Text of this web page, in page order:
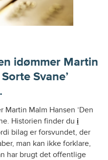
idømmer Martin
Svane’
Malm Hansen ’Den
Historien finder du i
bilag er forsvundet, der
man kan ikke forklare,
har brugt det offentlige